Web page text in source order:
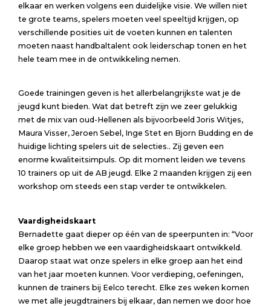
elkaar en werken volgens een duidelijke visie. We willen niet
te grote teams, spelers moeten veel speeltijd krijgen, op
verschillende posities uit de voeten kunnen en talenten
moeten naast handbaltalent ook leiderschap tonen en het
hele team mee in de ontwikkeling nemen.
Goede trainingen geven is het allerbelangrijkste wat je de
jeugd kunt bieden. Wat dat betreft zijn we zeer gelukkig
met de mix van oud-Hellenen als bijvoorbeeld Joris Witjes,
Maura Visser, Jeroen Sebel, Inge Stet en Bjorn Budding en de
huidige lichting spelers uit de selecties.. Zij geven een
enorme kwaliteitsimpuls. Op dit moment leiden we tevens
10 trainers op uit de AB jeugd. Elke 2 maanden krijgen zij een
workshop om steeds een stap verder te ontwikkelen.
Vaardigheidskaart
Bernadette gaat dieper op één van de speerpunten in: “Voor
elke groep hebben we een vaardigheidskaart ontwikkeld.
Daarop staat wat onze spelers in elke groep aan het eind
van het jaar moeten kunnen. Voor verdieping, oefeningen,
kunnen de trainers bij Eelco terecht. Elke zes weken komen
we met alle jeugdtrainers bij elkaar, dan nemen we door hoe